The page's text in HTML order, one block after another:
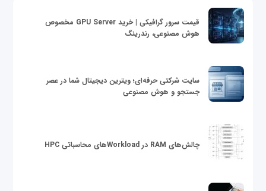
قیمت سرور گرافیکی | خرید GPU Server مخصوص
هوش مصنوعی، رندرینگ
سایت شرکتی حرفه‌ای؛ ویترین دیجیتال شما در عصر
جستجو و هوش مصنوعی
چالش‌های RAM در Workloadهای محاسباتی HPC